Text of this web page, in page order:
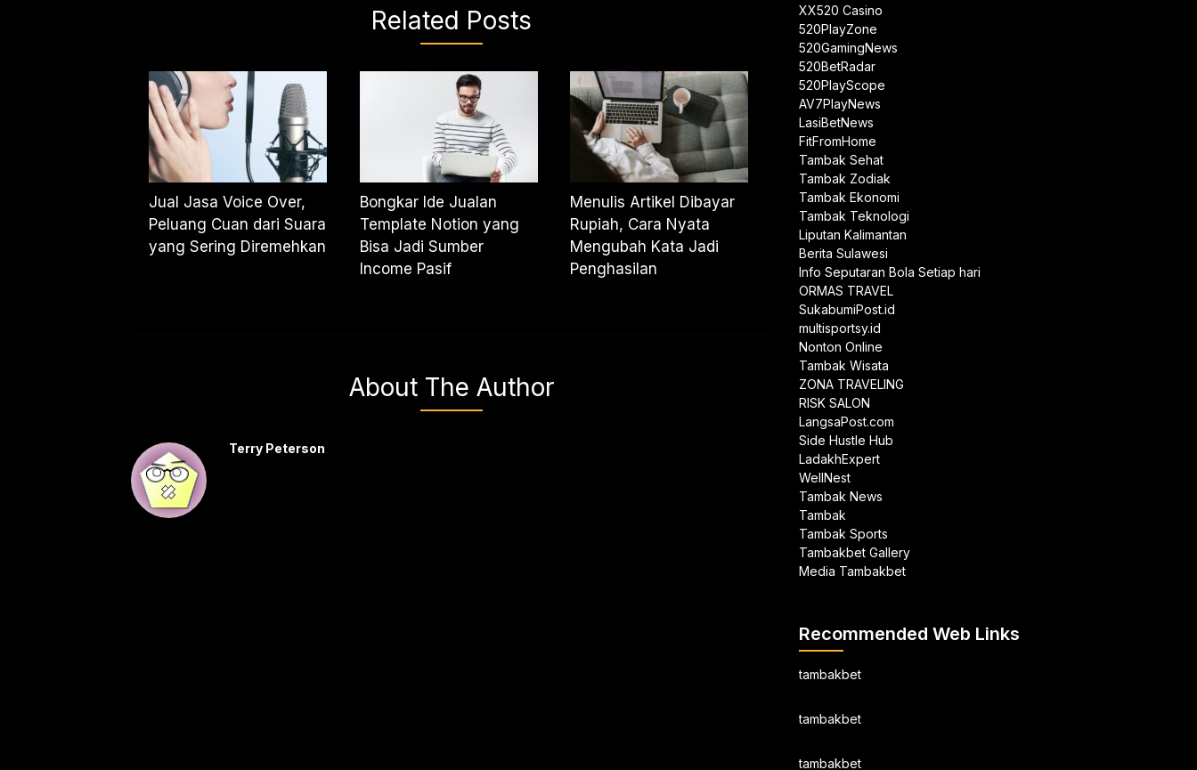
Related Posts
Jual Jasa Voice Over,
Peluang Cuan dari Suara
yang Sering Diremehkan
Bongkar Ide Jualan
Template Notion yang
Bisa Jadi Sumber
Income Pasif
Menulis Artikel Dibayar
Rupiah, Cara Nyata
Mengubah Kata Jadi
Penghasilan
About The Author
Terry Peterson
XX520 Casino
520PlayZone
520GamingNews
520BetRadar
520PlayScope
AV7PlayNews
LasiBetNews
FitFromHome
Tambak Sehat
Tambak Zodiak
Tambak Ekonomi
Tambak Teknologi
Liputan Kalimantan
Berita Sulawesi
Info Seputaran Bola Setiap hari
ORMAS TRAVEL
SukabumiPost.id
multisportsy.id
Nonton Online
Tambak Wisata
ZONA TRAVELING
RISK SALON
LangsaPost.com
Side Hustle Hub
LadakhExpert
WellNest
Tambak News
Tambak
Tambak Sports
Tambakbet Gallery
Media Tambakbet
Recommended Web Links
tambakbet
tambakbet
tambakbet